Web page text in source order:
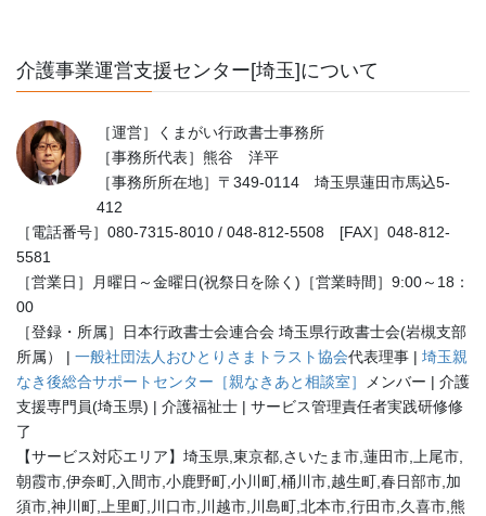
介護事業運営支援センター[埼玉]について
［運営］くまがい行政書士事務所
［事務所代表］熊谷 洋平
［事務所所在地］〒349-0114 埼玉県蓮田市馬込5-
412
［電話番号］080-7315-8010 / 048-812-5508 [FAX］048-812-
5581
［営業日］月曜日～金曜日(祝祭日を除く)［営業時間］9:00～18：
00
［登録・所属］日本行政書士会連合会 埼玉県行政書士会(岩槻支部
所属） | 一般社団法人おひとりさまトラスト協会代表理事 | 埼玉親
なき後総合サポートセンター［親なきあと相談室］
メンバー | 介護
支援専門員(埼玉県) | 介護福祉士 | サービス管理責任者実践研修修
了
【サービス対応エリア】埼玉県,東京都,さいたま市,蓮田市,上尾市,
朝霞市,伊奈町,入間市,小鹿野町,小川町,桶川市,越生町,春日部市,加
須市,神川町,上里町,川口市,川越市,川島町,北本市,行田市,久喜市,熊